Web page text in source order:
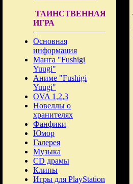
ТАИНСТВЕННАЯ
ИГРА
Основная
информация
Манга "Fushigi
Yuugi"
Аниме "Fushigi
Yuugi"
OVA 1,2,3
Новеллы о
хранителях
Фанфики
Юмор
Галерея
Музыка
CD драмы
Клипы
Игры для PlayStation